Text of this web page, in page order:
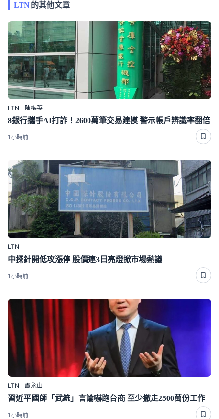
LTN的其他文章
LTN｜陳梅英
8銀行攜手AI打詐！2600萬筆交易建模 警示帳戶辨識率翻倍
1小時前
LTN
中探針開低攻漲停 股價連3日亮燈掀市場熱議
1小時前
LTN｜盧永山
習近平國師「武統」言論嚇跑台商 至少撤走2500萬份工作
1小時前